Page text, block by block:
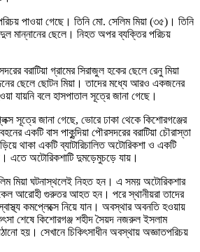
পাওয়া গেছে। তিনি মো. সেলিম মিয়া (৩৫)। তিনি
মান্নানের ছেলে। নিহত অপর ব্যক্তির পরিচয়
বরাটিয়া গ্রামের সিরাজুল হকের ছেলে রেনু মিয়া
ছেলে ছোটন মিয়া। তাদের মধ্যে আরও একজনের
যায়নি বলে হাসপাতাল সূত্রে জানা গেছে।
সূত্রে জানা গেছে, ভোরে ঢাকা থেকে কিশোরগঞ্জের
একটি বাস পাকুন্দিয়া পৌরসদরের বরাটিয়া চৌরাস্তা
থাকা একটি ব্যাটারিচালিত অটোরিকশা ও একটি
এতে অটোরিকশাটি দুমড়েমুচড়ে যায়।
মিয়া ঘটনাস্থলেই নিহত হন। এ সময় অটোরিকশার
আরোহী গুরুতর আহত হন। পরে স্থানীয়রা তাদের
কমপ্লেক্সে নিয়ে যান। অবস্থার অবনতি হওয়ায়
শেষে কিশোরগঞ্জ শহীদ সৈয়দ নজরুল ইসলাম
হয়। সেখানে চিকিৎসাধীন অবস্থায় অজ্ঞাতপরিচয়